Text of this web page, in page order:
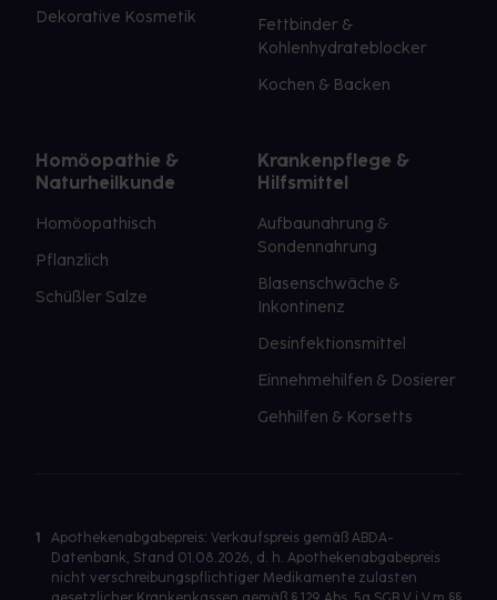
Dekorative Kosmetik
Fettbinder &
Kohlenhydrateblocker
Kochen & Backen
Homöopathie &
Naturheilkunde
Homöopathisch
Pflanzlich
Schüßler Salze
Krankenpflege &
Hilfsmittel
Aufbaunahrung &
Sondennahrung
Blasenschwäche &
Inkontinenz
Desinfektionsmittel
Einnehmehilfen & Dosierer
Gehhilfen & Korsetts
1
Apothekenabgabepreis: Verkaufspreis gemäß ABDA-
Datenbank, Stand 01.08.2026, d. h. Apothekenabgabepreis
nicht verschreibungspflichtiger Medikamente zulasten